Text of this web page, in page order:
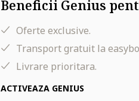
Beneficii Genius
Oferte exclusive.
Transport gratuit la
Livrare prioritara.
ACTIVEAZA GENIUS